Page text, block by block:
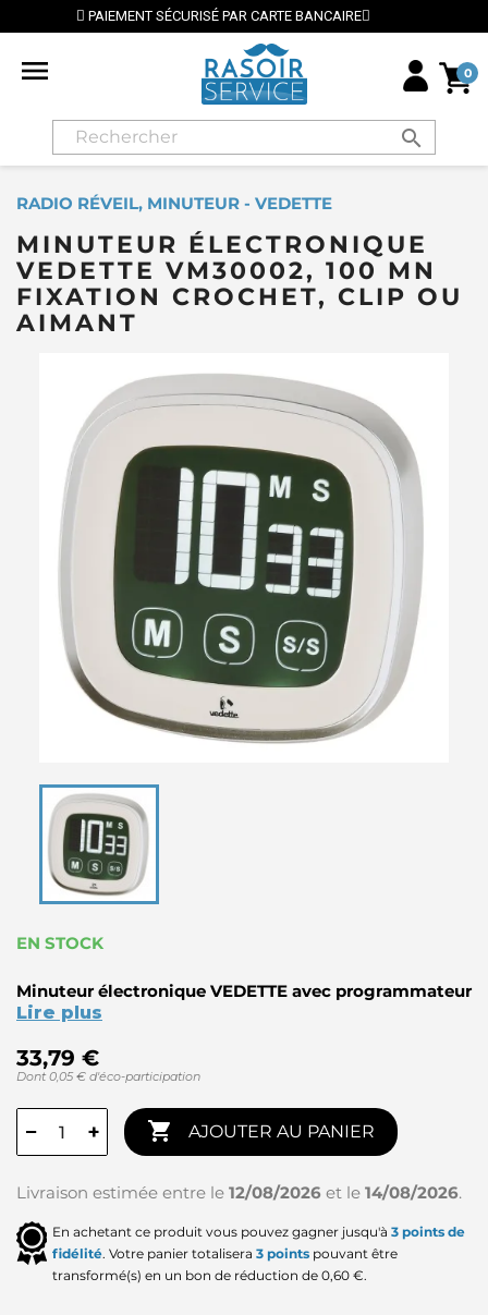
SÉCURISÉ PAR CARTE BANCAIRE
 0
search
RADIO RÉVEIL, MINUTEUR - VEDETTE
MINUTEUR ÉLECTRONIQUE
VEDETTE VM30002, 100 MN
FIXATION CROCHET, CLIP OU
AIMANT
EN STOCK
Minuteur électronique VEDETTE avec programmateur
Lire plus
33,79 €
Dont 0,05 € d'éco-participation
− +  AJOUTER AU PANIER
Livraison estimée entre le 12/08/2026 et le 14/08/2026.
En achetant ce produit vous pouvez gagner jusqu'à 3 points de
fidélité. Votre panier totalisera 3 points pouvant être
transformé(s) en un bon de réduction de 0,60 €.